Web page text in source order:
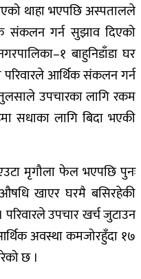
थाहा भएपछि अस्पतालले
संकलन गर्न सुझाव दिएको
बाहुनिडाँडा घर
आर्थिक संकलन गर्न
उपचारका लागि रकम
सधाका लागि बिदा भएकी
मृगौला फेल भएपछि पुनः
खाएर घरमै बसिरहेकी
परिवारले उपचार खर्च जुटाउन
अवस्था कमजोरहुँदा १७
छ ।